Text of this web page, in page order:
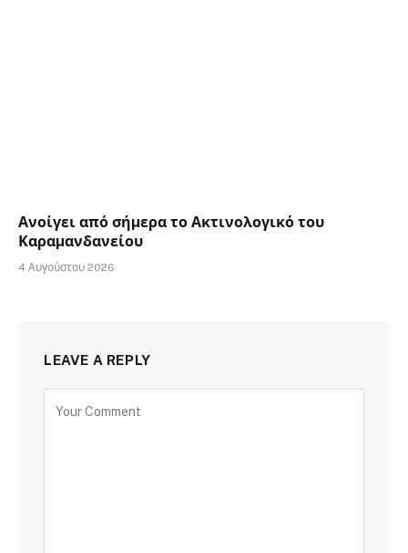
Ανοίγει από σήµερα το Ακτινολογικό του
Καραµανδανείου
4 Αυγούστου 2026
LEAVE A REPLY